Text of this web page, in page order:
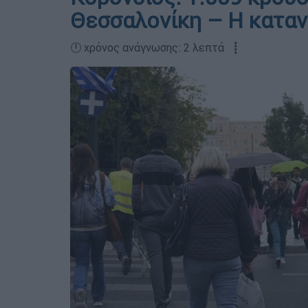
Θεσσαλονίκη – Η
🕛 χρόνος ανάγνωσης: 2 λεπτά ┋